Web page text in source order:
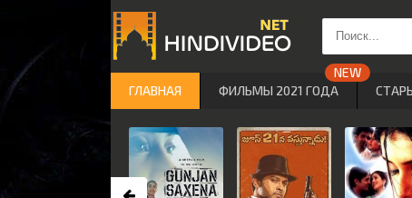
ГЛАВНАЯ ФИЛЬМЫ 2021 ГОДА